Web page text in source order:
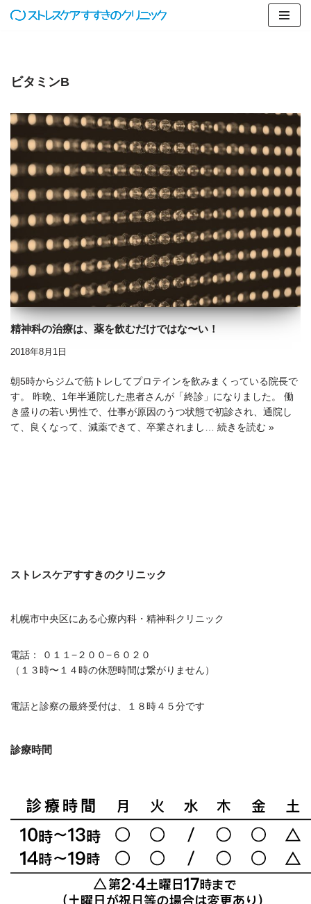
ン
へ
ス
キ
プ
ビタミンB
精神科の治療は、薬を飲むだけではな〜い！
2018年8月1日
朝5時からジムで筋トレしてプロテインを飲みまくっている院長で
す。 昨晩、1年半通院した患者さんが「終診」になりました。 働
き盛りの若い男性で、仕事が原因のうつ状態で初診され、通院し
て、良くなって、減薬できて、卒業されまし… 続きを読む »
ストレスケアすすきのクリニック
札幌市中央区にある心療内科・精神科クリニック
電話： ０１１−２００−６０２０
（１３時〜１４時の休憩時間は繋がりません）
電話と診察の最終受付は、１８時４５分です
診療時間